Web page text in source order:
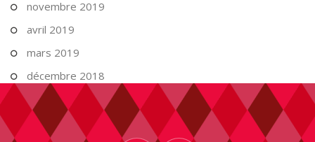
novembre 2019
avril 2019
mars 2019
décembre 2018